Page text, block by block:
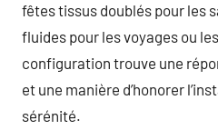
fêtes tissus doublés pour les
fluides pour les voyages ou
configuration trouve une
et une manière d’honorer
sérénité.